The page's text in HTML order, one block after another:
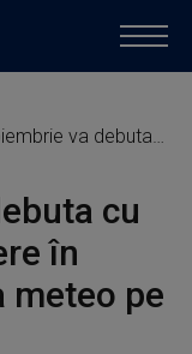
în scădere în toată ţara. Prognoza meteo pe regiuni
cu
în
meteo pe